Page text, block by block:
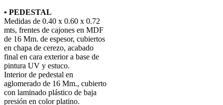
• PEDESTAL
Medidas de 0.40 x 0.60 x 0.72
mts, frentes de cajones en MDF
de 16 Mm. de espesor, cubiertos
en chapa de cerezo, acabado
final en cara exterior a base de
pintura UV y estuco.
Interior de pedestal en
aglomerado de 16 Mm., cubierto
con laminado plástico de baja
presión en color platino.